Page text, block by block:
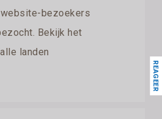
bezoekers
Bekijk het
landen
REAGEER